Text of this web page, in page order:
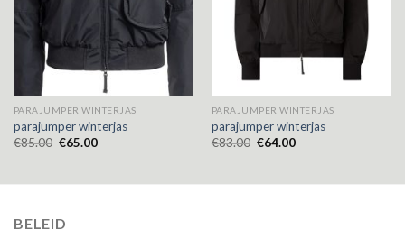
PARAJUMPER WINTERJAS
parajumper winterjas
€85.00 €65.00
PARAJUMPER WINTERJAS
parajumper winterjas
€83.00 €64.00
BELEID